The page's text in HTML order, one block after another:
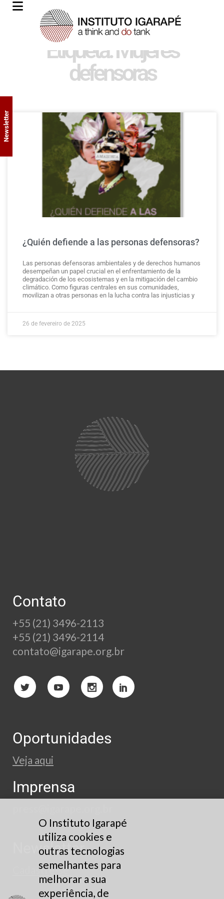
Etiqueta: Mujeres
defensoras
¿Quién defiende a las personas defensoras?
Las personas defensoras ambientales y de derechos humanos
desempeñan un papel crucial en el enfrentamiento de la
degradación de los ecosistemas y en la mitigación del cambio
climático. Como figuras centrales en sus comunidades,
movilizan a otras personas en la lucha contra las injusticias y
26 de fevereiro de 2025
Contato
+55 (21) 3496-2113
+55 (21) 3496-2114
contato@igarape.org.br
Oportunidades
Veja aqui
Imprensa
Newsletter
Cadastre-se
Newsletter
O Instituto Igarapé
utiliza cookies e
outras tecnologias
semelhantes para
melhorar a sua
experiência, de